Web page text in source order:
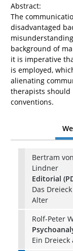
Abstract:
The
disadvantaged
background of
it is imperative
is employed,
alienating
therapists should
conventions.
Bertram
Lindner
Editorial
Das
Alter
Rolf-Peter
Ein Dreieck